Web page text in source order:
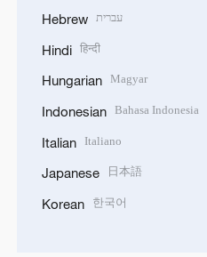
Hebrew עברית
Hindi हिन्दी
Hungarian Magyar
Indonesian Bahasa Indonesia
Italian Italiano
Japanese 日本語
Korean 한국어